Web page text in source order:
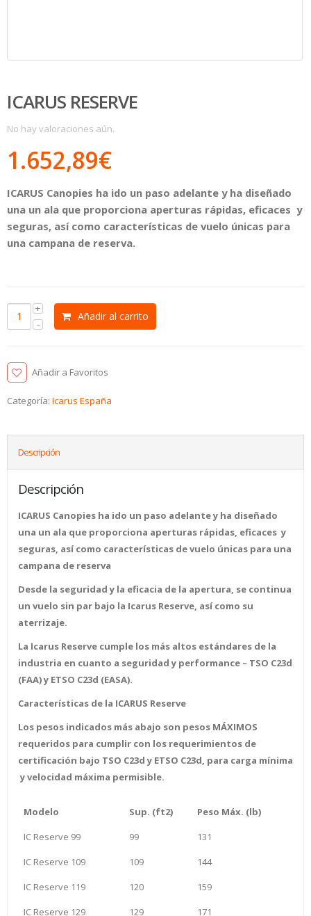
ICARUS RESERVE
No hay valoraciones aún.
1.652,89€
ICARUS Canopies ha ido un paso adelante y ha diseñado
una un ala que proporciona aperturas rápidas, eficaces y
seguras, así como características de vuelo únicas para
una campana de reserva.
Añadir al carrito
Añadir a Favoritos
Categoría: Icarus España
Descripción
Descripción
ICARUS Canopies ha ido un paso adelante y ha diseñado
una un ala que proporciona aperturas rápidas, eficaces y
seguras, así como características de vuelo únicas para una
campana de reserva
Desde la seguridad y la eficacia de la apertura, se continua
un vuelo sin par bajo la Icarus Reserve, así como su
aterrizaje.
La Icarus Reserve cumple los más altos estándares de la
industria en cuanto a seguridad y performance – TSO C23d
(FAA) y ETSO C23d (EASA).
Características de la ICARUS Reserve
Los pesos indicados más abajo son pesos MÁXIMOS
requeridos para cumplir con los requerimientos de
certificación bajo TSO C23d y ETSO C23d, para carga mínima
y velocidad máxima permisible.
Modelo Sup. (ft2)
Peso Máx. (lb)
IC Reserve 99
99
131
IC Reserve 109
109
144
IC Reserve 119
120
159
IC Reserve 129
129
171